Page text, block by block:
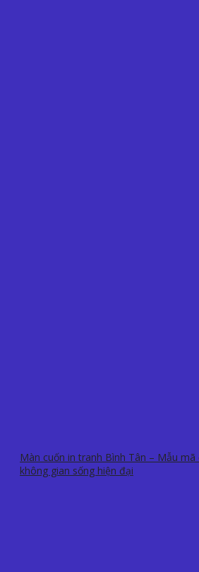
Màn cuốn in tranh Bình Tân – Mẫu
không gian sống hiện đại